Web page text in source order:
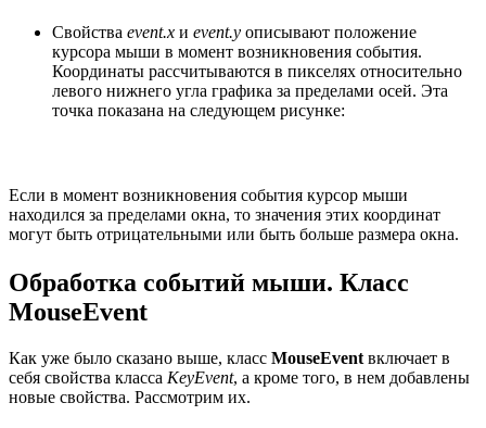
Свойства event.x и event.y описывают положение
курсора мыши в момент возникновения события.
Координаты рассчитываются в пикселях относительно
левого нижнего угла графика за пределами осей. Эта
точка показана на следующем рисунке:
Если в момент возникновения события курсор мыши
находился за пределами окна, то значения этих координат
могут быть отрицательными или быть больше размера окна.
Обработка событий мыши. Класс
MouseEvent
Как уже было сказано выше, класс MouseEvent включает в
себя свойства класса KeyEvent, а кроме того, в нем добавлены
новые свойства. Рассмотрим их.